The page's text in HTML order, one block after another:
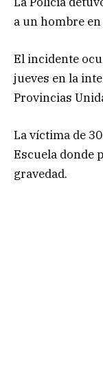
a un hombre
El incidente
jueves en la
Provincias
La víctima de
Escuela donde
gravedad.